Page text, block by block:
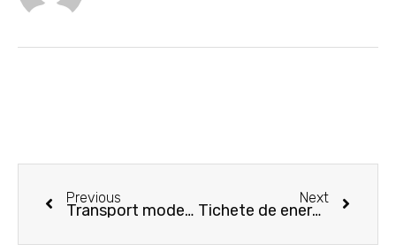
Prev
Previous
Transport modern și pentru elevii din Moldova Nouă!
Next
Tichete de energie 2025 pentru consumatorii vulnerabili! Actele se depun la Primărie și la oficiile poștale începând cu 28.08.2025!
Next